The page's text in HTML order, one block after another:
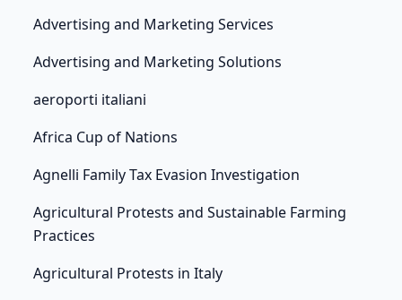
Advertising and Marketing Services
Advertising and Marketing Solutions
aeroporti italiani
Africa Cup of Nations
Agnelli Family Tax Evasion Investigation
Agricultural Protests and Sustainable Farming
Practices
Agricultural Protests in Italy